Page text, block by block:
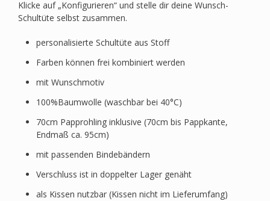
Klicke auf „Konfigurieren“ und stelle dir deine Wunsch-
Schultüte selbst zusammen.
personalisierte Schultüte aus Stoff
Farben können frei kombiniert werden
mit Wunschmotiv
100%Baumwolle (waschbar bei 40°C)
70cm Papprohling inklusive (70cm bis Pappkante,
Endmaß ca. 95cm)
mit passenden Bindebändern
Verschluss ist in doppelter Lager genäht
als Kissen nutzbar (Kissen nicht im Lieferumfang)